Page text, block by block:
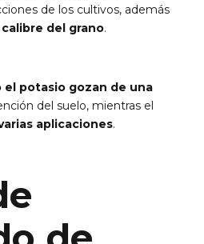
de los cultivos, además
calibre del grano.
potasio gozan de una
del suelo, mientras el
aplicaciones.